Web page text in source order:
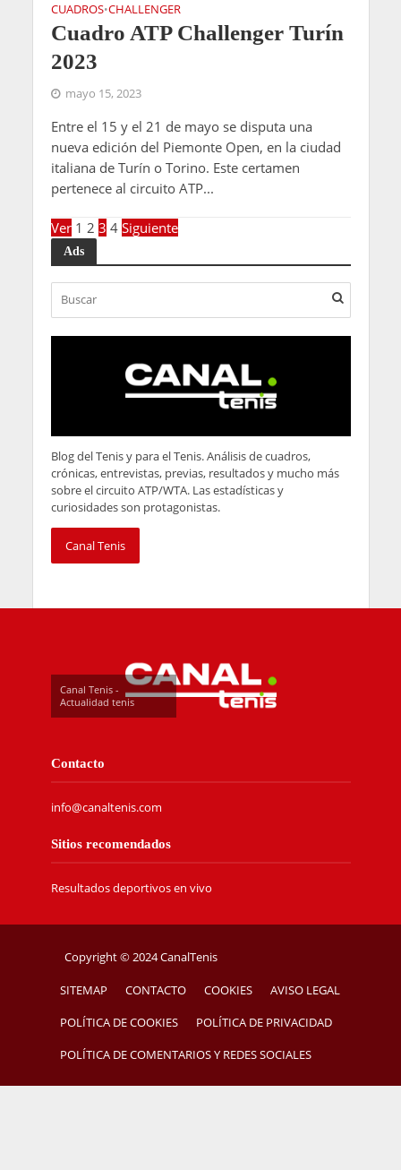
CUADROS•CHALLENGER
Cuadro ATP Challenger Turín
2023
mayo 15, 2023
Entre el 15 y el 21 de mayo se disputa una
nueva edición del Piemonte Open, en la ciudad
italiana de Turín o Torino. Este certamen
pertenece al circuito ATP...
Ver 1 2 3 4 Siguiente
Ads
Blog del Tenis y para el Tenis. Análisis de cuadros,
crónicas, entrevistas, previas, resultados y mucho más
sobre el circuito ATP/WTA. Las estadísticas y
curiosidades son protagonistas.
Canal Tenis
Canal Tenis -
Actualidad tenis
Contacto
info@canaltenis.com
Sitios recomendados
Resultados deportivos en vivo
Copyright © 2024 CanalTenis
SITEMAP CONTACTO COOKIES AVISO LEGAL
POLÍTICA DE COOKIES POLÍTICA DE PRIVACIDAD
POLÍTICA DE COMENTARIOS Y REDES SOCIALES